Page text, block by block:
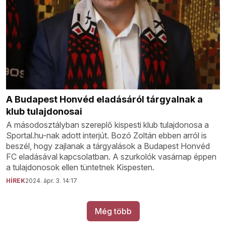
A Budapest Honvéd eladásáról tárgyalnak a
klub tulajdonosai
A másodosztályban szereplő kispesti klub tulajdonosa a
Sportal.hu-nak adott interjút. Bozó Zoltán ebben arról is
beszél, hogy zajlanak a tárgyalások a Budapest Honvéd
FC eladásával kapcsolatban. A szurkolók vasárnap éppen
a tulajdonosok ellen tüntetnek Kispesten.
HÍREK2024. ápr. 3. 14:17
Még több